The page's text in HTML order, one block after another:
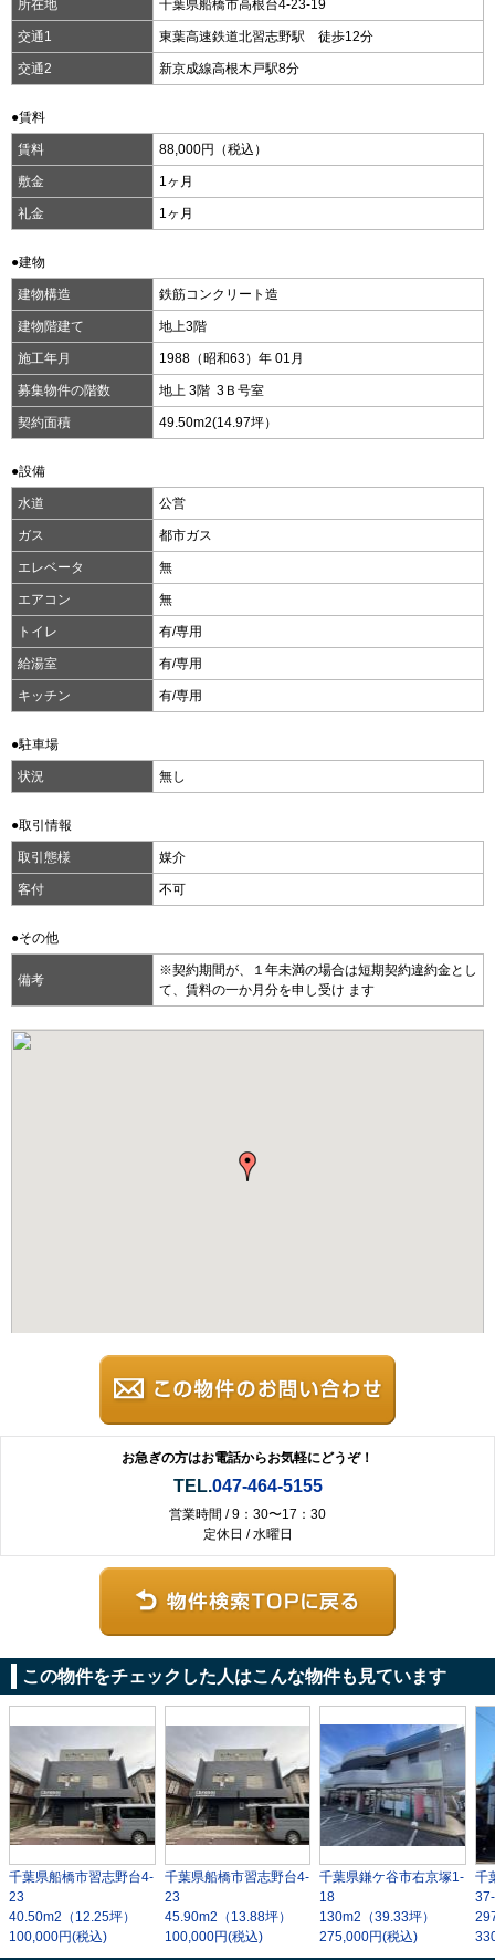
所在地 千葉県船橋市高根台4-23-19
交通1 東葉高速鉄道北習志野駅 徒歩12分
交通2 新京成線高根木戸駅8分
●賃料
賃料 88,000円（税込）
敷金 1ヶ月
礼金 1ヶ月
●建物
建物構造 鉄筋コンクリート造
建物階建て 地上3階
施工年月 1988（昭和63）年 01月
募集物件の階数 地上 3階 3Ｂ号室
契約面積 49.50m2(14.97坪）
●設備
水道 公営
ガス 都市ガス
エレベータ 無
エアコン 無
トイレ 有/専用
給湯室 有/専用
キッチン 有/専用
●駐車場
状況 無し
●取引情報
取引態様 媒介
客付 不可
●その他
備考
※契約期間が、１年未満の場合は短期契約違約金とし
て、賃料の一か月分を申し受け ます
お急ぎの方はお電話からお気軽にどうぞ！
TEL.047-464-5155
営業時間 / 9：30〜17：30
定休日 / 水曜日
この物件をチェックした人はこんな物件も見ています
千葉県船橋市習志野台4-
23
40.50m2 （12.25坪）
100,000円(税込)
千葉県船橋市習志野台4-
23
45.90m2 （13.88坪）
100,000円(税込)
千葉県鎌ケ谷市右京塚1-
18
130m2 （39.33坪）
275,000円(税込)
千